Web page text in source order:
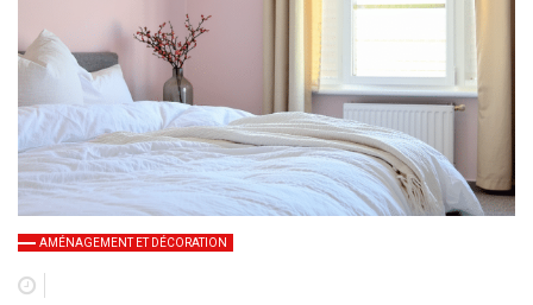
AMÉNAGEMENT ET DÉCORATION